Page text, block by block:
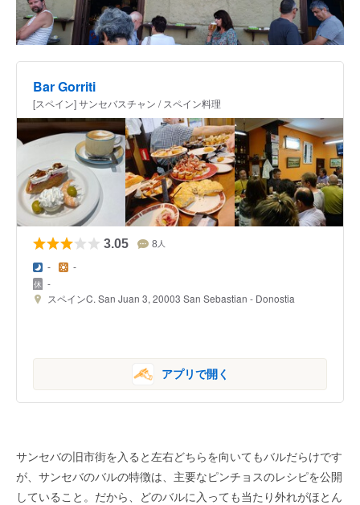
Bar Gorriti
[スペイン] サンセバスチャン / スペイン料理
3.05 8 人
- -
-
スペインC. San Juan 3, 20003 San Sebastian - Donostia
アプリで開く
サンセバの旧市街を入ると左右どちらを向いてもバルだらけです
が、サンセバのバルの特徴は、主要なピンチョスのレシピを公開
していること。だから、どのバルに入っても当たり外れがほとん